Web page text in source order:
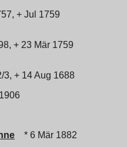
+ Jul 1759
+ 23 Mär 1759
3, + 14 Aug 1688
* 6 Mär 1882